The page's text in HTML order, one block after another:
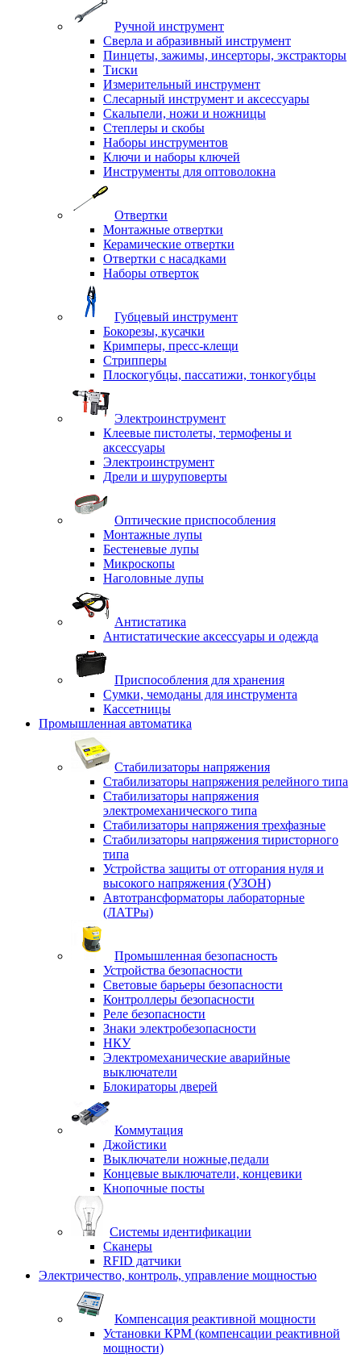
Ручной инструмент
Сверла и абразивный инструмент
Пинцеты, зажимы, инсерторы, экстракторы
Тиски
Измерительный инструмент
Слесарный инструмент и аксессуары
Скальпели, ножи и ножницы
Степлеры и скобы
Наборы инструментов
Ключи и наборы ключей
Инструменты для оптоволокна
Отвертки
Монтажные отвертки
Керамические отвертки
Отвертки с насадками
Наборы отверток
Губцевый инструмент
Бокорезы, кусачки
Кримперы, пресс-клещи
Стрипперы
Плоскогубцы, пассатижи, тонкогубцы
Электроинструмент
Клеевые пистолеты, термофены и
аксессуары
Электроинструмент
Дрели и шуруповерты
Оптические приспособления
Монтажные лупы
Бестеневые лупы
Микроскопы
Наголовные лупы
Антистатика
Антистатические аксессуары и одежда
Приспособления для хранения
Сумки, чемоданы для инструмента
Кассетницы
Промышленная автоматика
Стабилизаторы напряжения
Стабилизаторы напряжения релейного типа
Стабилизаторы напряжения
электромеханического типа
Стабилизаторы напряжения трехфазные
Стабилизаторы напряжения тиристорного
типа
Устройства защиты от отгорания нуля и
высокого напряжения (УЗОН)
Автотрансформаторы лабораторные
(ЛАТРы)
Промышленная безопасность
Устройства безопасности
Световые барьеры безопасности
Контроллеры безопасности
Реле безопасности
Знаки электробезопасности
НКУ
Электромеханические аварийные
выключатели
Блокираторы дверей
Коммутация
Джойстики
Выключатели ножные,педали
Концевые выключатели, концевики
Кнопочные посты
Системы идентификации
Сканеры
RFID датчики
Электричество, контроль, управление мощностью
Компенсация реактивной мощности
Установки КРМ (компенсации реактивной
мощности)